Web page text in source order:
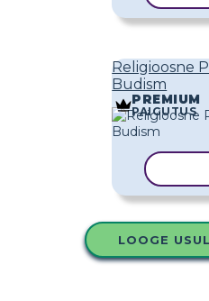
Religioosne
Budism
PREMIUM
PAIGUTUS
LOOGE